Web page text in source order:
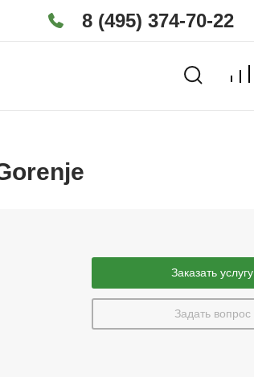
8 (495) 374-70-22
Заказать услугу
Задать вопрос